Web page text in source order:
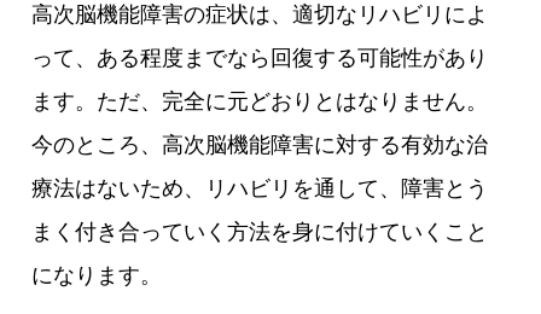
高次脳機能障害の症状は、適切なリハビリによ
って、ある程度までなら回復する可能性があり
ます。ただ、完全に元どおりとはなりません。
今のところ、高次脳機能障害に対する有効な治
療法はないため、リハビリを通して、障害とう
まく付き合っていく方法を身に付けていくこと
になります。